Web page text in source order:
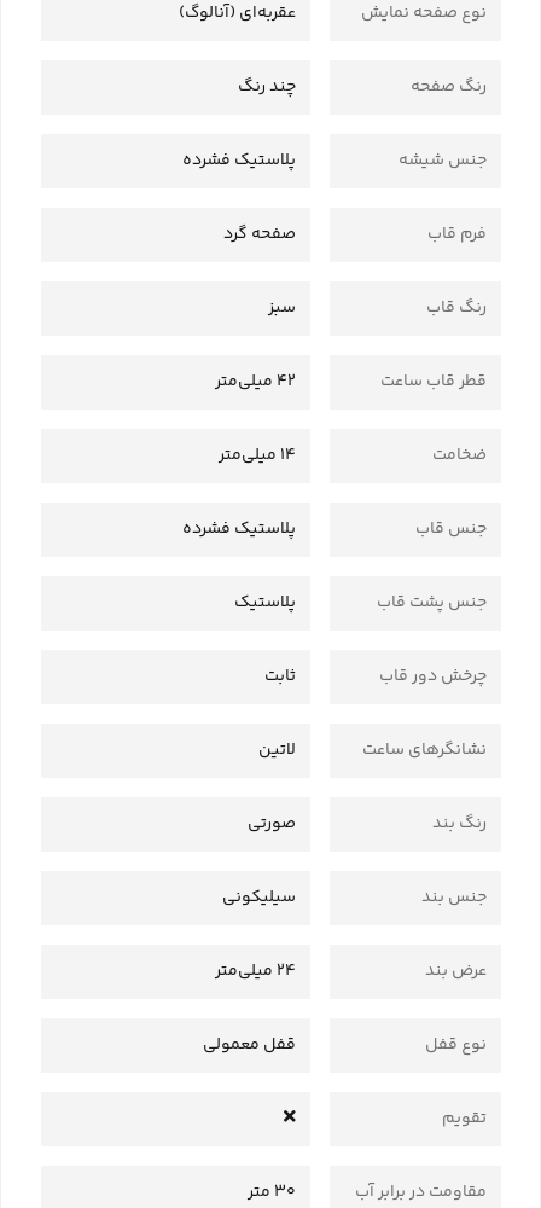
نوع صفحه نمایش عقربه‌ای (آنالوگ)
رنگ صفحه چند رنگ
جنس شیشه پلاستیک فشرده
فرم قاب صفحه گرد
رنگ قاب سبز
قطر قاب ساعت 42 میلی‌متر
ضخامت 14 میلی‌متر
جنس قاب پلاستیک فشرده
جنس پشت قاب پلاستیک
چرخش دور قاب ثابت
نشانگرهای ساعت لاتین
رنگ بند صورتی
جنس بند سیلیکونی
عرض بند 24 میلی‌متر
نوع قفل قفل معمولی
تقویم
مقاومت در برابر آب 30 متر